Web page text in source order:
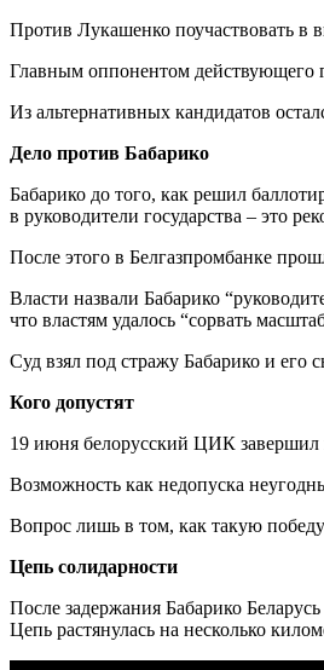
Против Лукашенко поучаствовать в
Главным оппонентом действующего
Из альтернативных кандидатов
Дело против Бабарико
Бабарико до того, как решил
в руководители государства – это
После этого в Белгазпромбанке
Власти назвали Бабарико
что властям удалось “сорвать
Суд взял под стражу Бабарико и его
Кого допустят
19 июня белорусский ЦИК завершил
Возможность как недопуска
Вопрос лишь в том, как такую
Цепь солидарности
После задержания Бабарико
Цепь растянулась на несколько